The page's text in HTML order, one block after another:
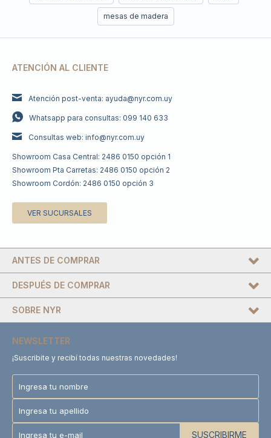
mesas de madera
ATENCIÓN AL CLIENTE
Atención post-venta: ayuda@nyr.com.uy
Whatsapp para consultas: 099 140 633
Consultas web: info@nyr.com.uy
Showroom Casa Central: 2486 0150 opción 1
Showroom Pta Carretas: 2486 0150 opción 2
Showroom Cordón: 2486 0150 opción 3
VER SUCURSALES
DESPUÉS DE COMPRAR
SOBRE NYR
ANTES DE COMPRAR
NEWSLETTER
¡Suscribite y recibí todas nuestras novedades!
SUSCRIBIRME